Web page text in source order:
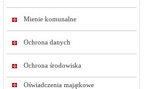
Mienie komunalne
Ochrona danych
Ochrona środowiska
Oświadczenia majątkowe